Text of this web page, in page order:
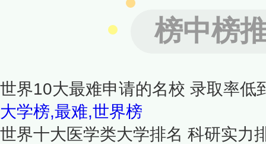
榜中榜
世界10大最难申请的名校 录取率低
大学榜,最难,世界榜
世界十大医学类大学排名 科研实力